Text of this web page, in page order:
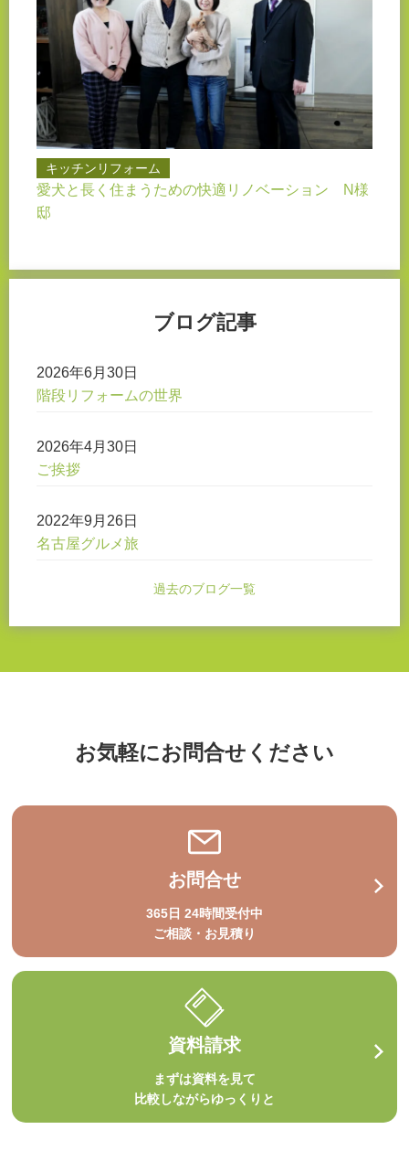
キッチンリフォーム
愛犬と長く住まうための快適リノベーション N様
邸
ブログ記事
2026年6月30日
階段リフォームの世界
2026年4月30日
ご挨拶
2022年9月26日
名古屋グルメ旅
過去のブログ一覧
お気軽にお問合せください
お問合せ
365日 24時間受付中
ご相談・お見積り
資料請求
まずは資料を見て
比較しながらゆっくりと